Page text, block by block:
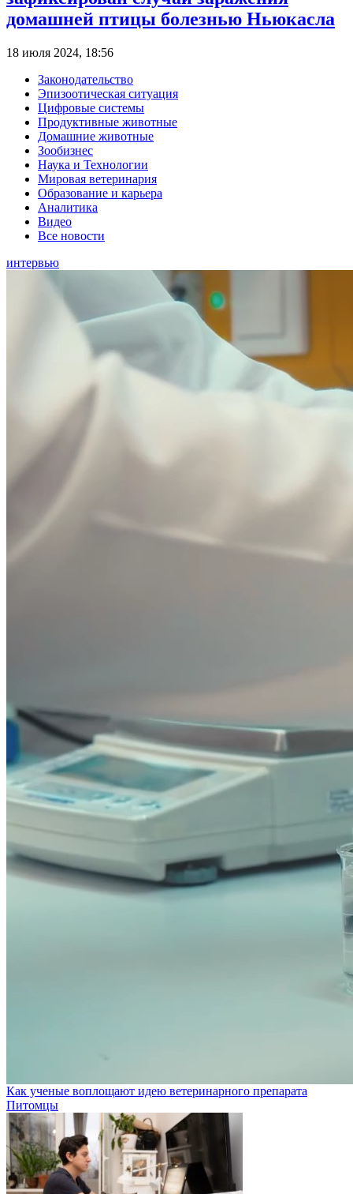
домашней птицы болезнью Ньюкасла
18 июля 2024, 18:56
Законодательство
Эпизоотическая ситуация
Цифровые системы
Продуктивные животные
Домашние животные
Зообизнес
Наука и Технологии
Мировая ветеринария
Образование и карьера
Аналитика
Видео
Все новости
интервью
Как ученые воплощают идею ветеринарного препарата
Питомцы